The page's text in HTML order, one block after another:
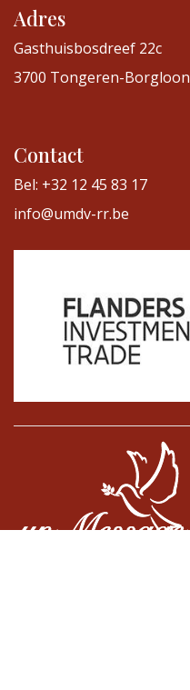
Adres
Gasthuisbosdreef 22c
3700 Tongeren-Borgloon
Contact
Bel: +32 12 45 83 17
info@umdv-rr.be